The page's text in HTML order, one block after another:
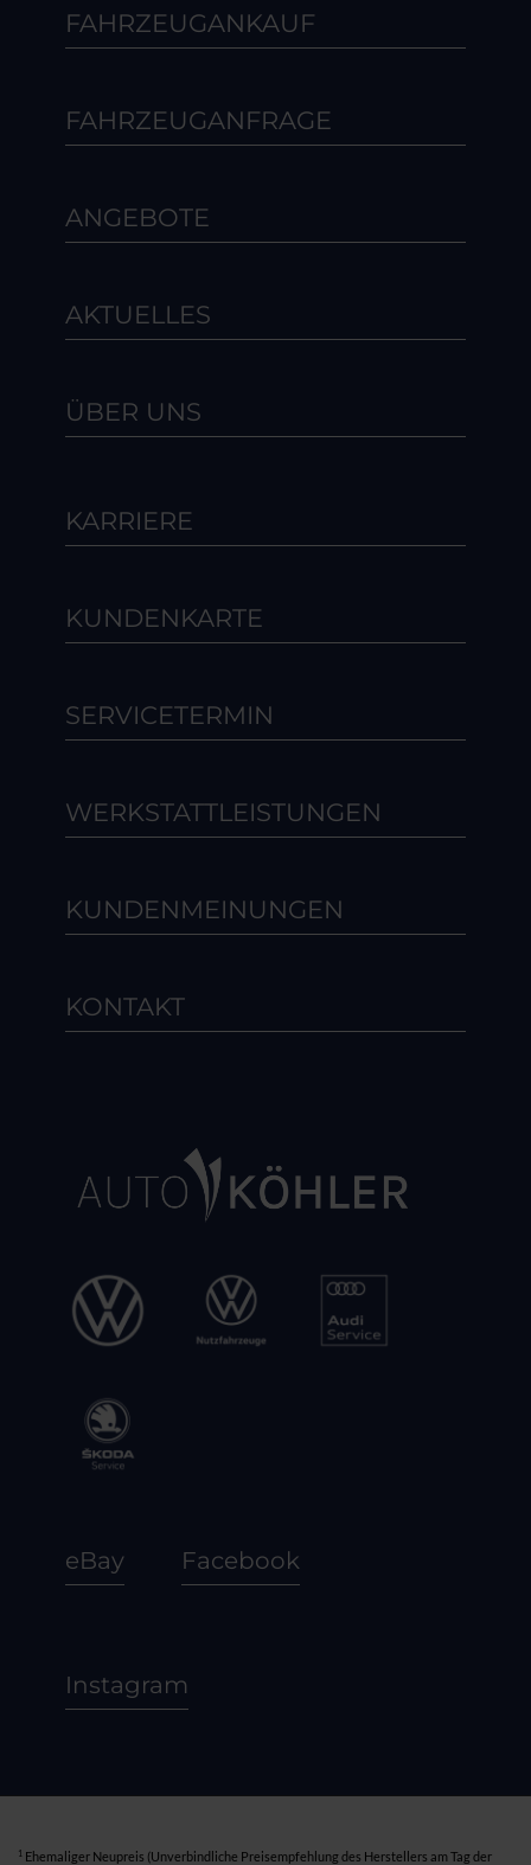
FAHRZEUGANKAUF
FAHRZEUGANFRAGE
ANGEBOTE
AKTUELLES
ÜBER UNS
KARRIERE
KUNDENKARTE
SERVICETERMIN
WERKSTATTLEISTUNGEN
KUNDENMEINUNGEN
KONTAKT
eBay Facebook
Instagram
1 Ehemaliger Neupreis (Unverbindliche Preisempfehlung des Herstellers am Tag der